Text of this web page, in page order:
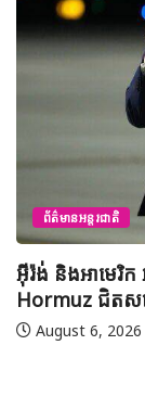
ព័ត៌មានជាតិ
យុវសិស្សកម្ពុ
មាត់លំដាប់ពិភ
អារ៉ាប៊ីសាអូឌីត
August 7,